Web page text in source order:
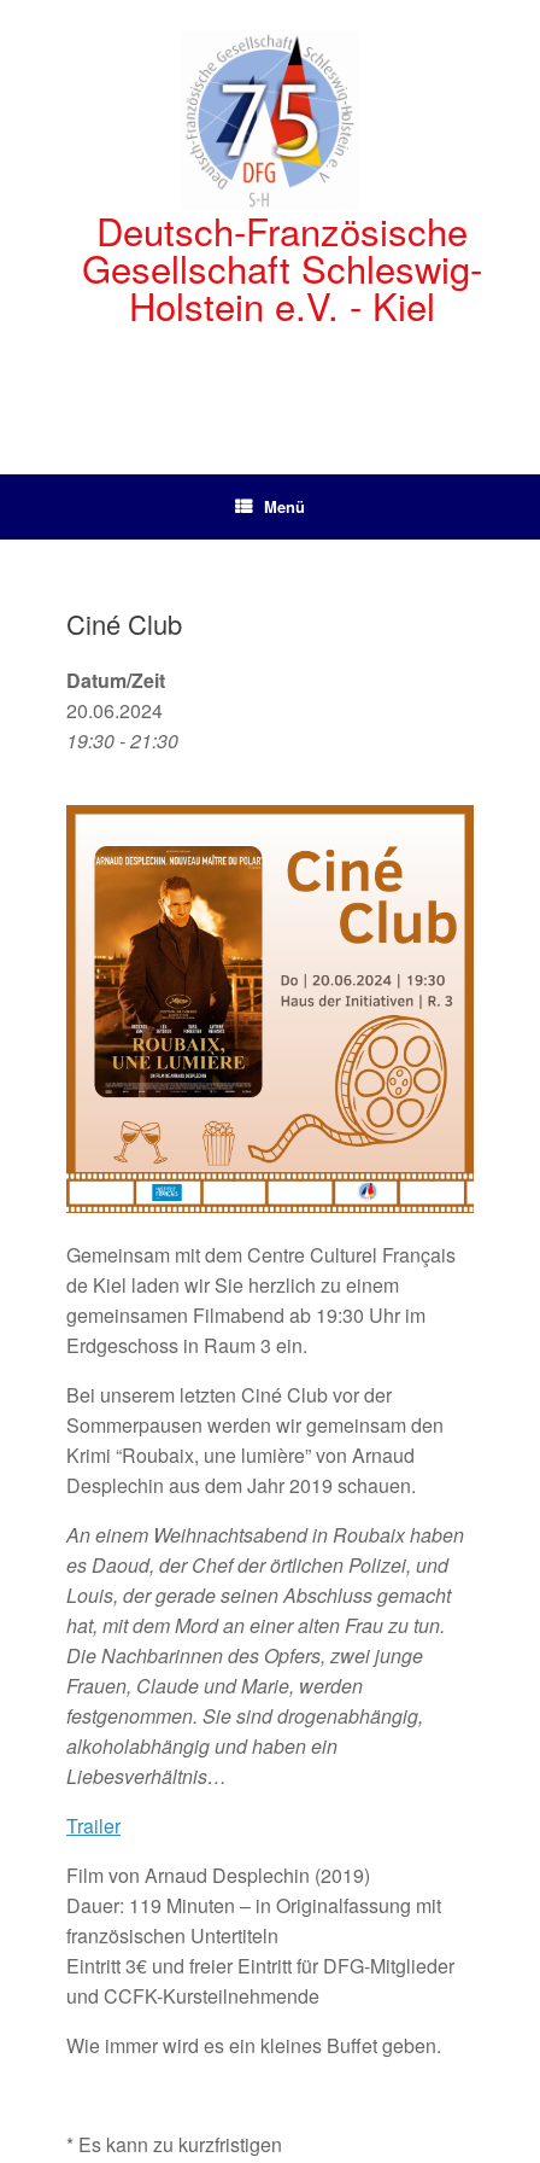
Deutsch-Französische
Gesellschaft Schleswig-
Holstein e.V. - Kiel
Menü
Ciné Club
Datum/Zeit
20.06.2024
19:30 - 21:30
Gemeinsam mit dem Centre Culturel Français
de Kiel laden wir Sie herzlich zu einem
gemeinsamen Filmabend ab 19:30 Uhr im
Erdgeschoss in Raum 3 ein.
Bei unserem letzten Ciné Club vor der
Sommerpausen werden wir gemeinsam den
Krimi “Roubaix, une lumière” von Arnaud
Desplechin aus dem Jahr 2019 schauen.
An einem Weihnachtsabend in Roubaix haben
es Daoud, der Chef der örtlichen Polizei, und
Louis, der gerade seinen Abschluss gemacht
hat, mit dem Mord an einer alten Frau zu tun.
Die Nachbarinnen des Opfers, zwei junge
Frauen, Claude und Marie, werden
festgenommen. Sie sind drogenabhängig,
alkoholabhängig und haben ein
Liebesverhältnis…
Trailer
Film von Arnaud Desplechin (2019)
Dauer: 119 Minuten – in Originalfassung mit
französischen Untertiteln
Eintritt 3€ und freier Eintritt für DFG-Mitglieder
und CCFK-Kursteilnehmende
Wie immer wird es ein kleines Buffet geben.
* Es kann zu kurzfristigen